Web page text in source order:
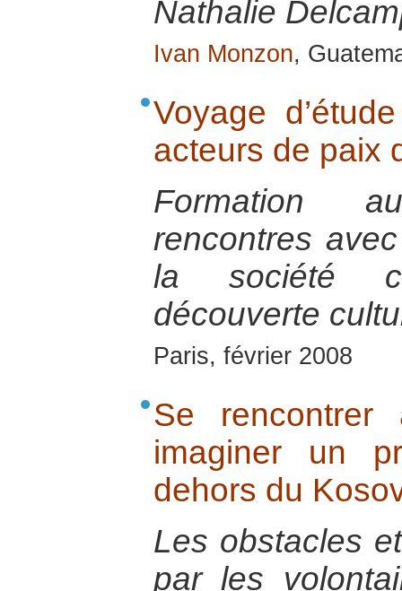
Nathalie
Ivan Monzon,
Voyage
acteurs de paix
Formation
rencontres
la société
découverte
Paris, février 2008
Se
imaginer un
dehors du
Les obstacles
par les